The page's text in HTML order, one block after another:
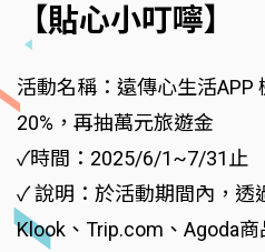
【貼心小叮嚀】
活動名稱：遠傳心生活
20%，再抽萬元旅遊金
✓時間：2025/6/1~7/31止
✓ 說明：於活動期間內，透
Klook、Trip.com、Agoda